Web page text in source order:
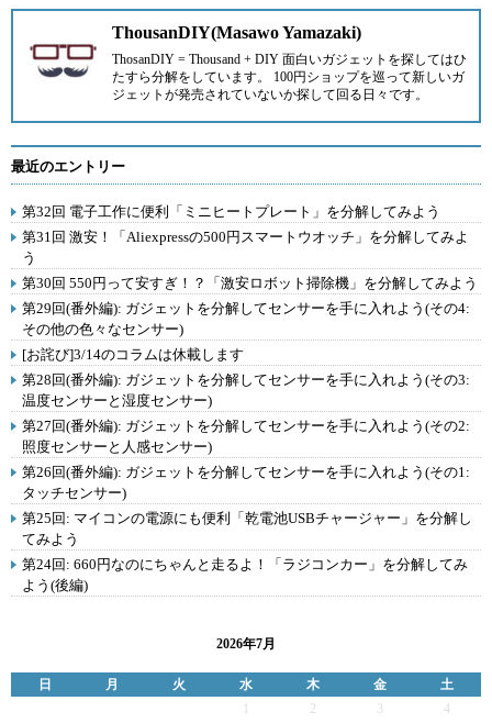
ThousanDIY(Masawo Yamazaki)
ThosanDIY = Thousand + DIY 面白いガジェットを探してはひ
たすら分解をしています。 100円ショップを巡って新しいガ
ジェットが発売されていないか探して回る日々です。
最近のエントリー
第32回 電子工作に便利「ミニヒートプレート」を分解してみよう
第31回 激安！「Aliexpressの500円スマートウオッチ」を分解してみよ
う
第30回 550円って安すぎ！？「激安ロボット掃除機」を分解してみよう
第29回(番外編): ガジェットを分解してセンサーを手に入れよう(その4:
その他の色々なセンサー)
[お詫び]3/14のコラムは休載します
第28回(番外編): ガジェットを分解してセンサーを手に入れよう(その3:
温度センサーと湿度センサー)
第27回(番外編): ガジェットを分解してセンサーを手に入れよう(その2:
照度センサーと人感センサー)
第26回(番外編): ガジェットを分解してセンサーを手に入れよう(その1:
タッチセンサー)
第25回: マイコンの電源にも便利「乾電池USBチャージャー」を分解し
てみよう
第24回: 660円なのにちゃんと走るよ！「ラジコンカー」を分解してみ
よう(後編)
2026年7月
日 月 火 水 木 金
土
2 3
4